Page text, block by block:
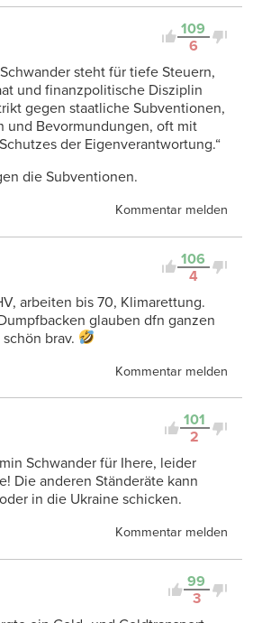
109
6
steht für tiefe Steuern,
und finanzpolitische Disziplin
gegen staatliche Subventionen,
und Bevormundungen, oft mit
der Eigenverantwortung.“
die Subventionen.
Kommentar melden
106
4
arbeiten bis 70, Klimarettung.
glauben dfn ganzen
brav.
Kommentar melden
101
2
Schwander für Ihere, leider
Die anderen Ständeräte kann
in die Ukraine schicken.
Kommentar melden
99
3